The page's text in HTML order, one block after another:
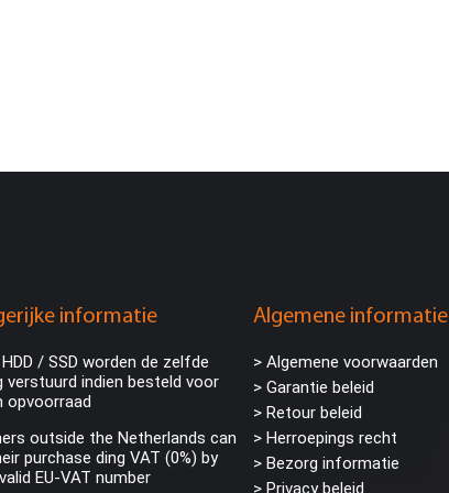
informatie
/ SSD worden de zelfde
verstuurd indien besteld voor
opvoorraad
outside the Netherlands can
purchase ding VAT (0%) by
EU-VAT number
Algemene informatie
> Algemene voorwaarden
> Garantie beleid
> Retour beleid
> Herroepings recht
> Bezorg informatie
> Privacy beleid